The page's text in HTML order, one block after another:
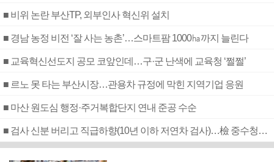
■ 비위 논란 부산TP, 외부인사 혁신위 설치
■ 경남 농정 비전 ‘잘 사는 농촌’…스마트팜 1000㏊까지 늘린다
■ 교육혁신선도지 공모 코앞인데…구·군 난색에 교육청 ‘쩔쩔’
■ 르노 못 타는 부산시장…관용차 규정에 막힌 지역기업 응원
■ 마산 원도심 행정·주거복합단지 연내 준공 수순
■ 검사 신분 버리고 직급하향(10년 이하 저연차 검사)…檢 중수청행 기피